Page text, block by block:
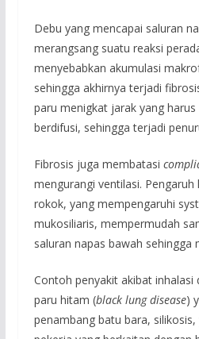
Debu yang mencapai saluran
merangsang suatu reaksi
menyebabkan akumulasi
sehingga akhirnya terjadi
paru menigkat jarak yang
berdifusi, sehingga terjadi
Fibrosis juga membatasi
mengurangi ventilasi. Pengaruh
rokok, yang mempengaruhi
mukosiliaris, mempermudah
saluran napas bawah sehingga
Contoh penyakit akibat inhalasi
paru hitam (black lung disease)
penambang batu bara,